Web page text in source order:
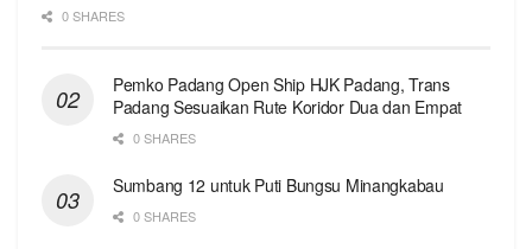
0 SHARES
Pemko Padang Open Ship HJK Padang, Trans
Padang Sesuaikan Rute Koridor Dua dan Empat
0 SHARES
Sumbang 12 untuk Puti Bungsu Minangkabau
0 SHARES